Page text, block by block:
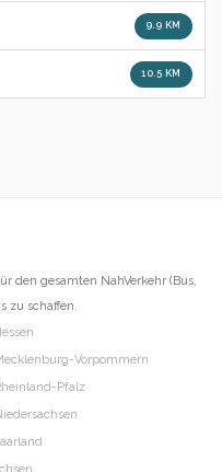
9.9 KM
10.5 KM
den gesamten NahVerkehr (Bus,
zu schaffen.
Vorpommern
Pfalz